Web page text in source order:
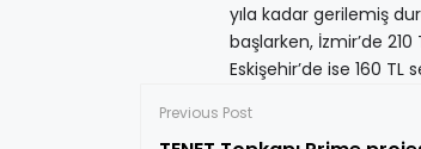
yıla kadar gerilemiş
başlarken, İzmir’de
Eskişehir’de ise 160 TL
Previous Post